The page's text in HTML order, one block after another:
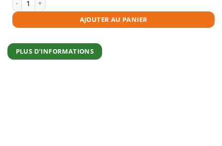
AJOUTER AU PANIER
PLUS D’INFORMATIONS